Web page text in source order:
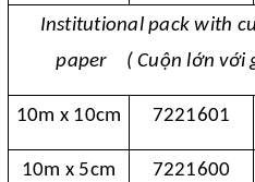
Institutional pack with
paper ( Cuộn lớn với
10m x 10cm 7221601
10m x 5cm 7221600